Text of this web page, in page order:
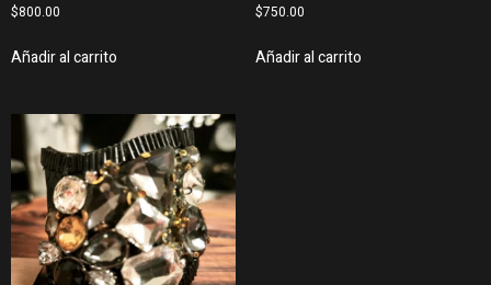
$800.00
Añadir al carrito
$750.00
Añadir al carrito